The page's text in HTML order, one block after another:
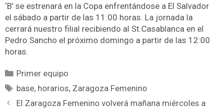
‘B’ se estrenará en la Copa enfrentándose a El Salvador
el sábado a partir de las 11:00 horas. La jornada la
cerrará nuestro filial recibiendo al St.Casablanca en el
Pedro Sancho el próximo domingo a partir de las 12:00
horas.
Primer equipo
base, horarios, Zaragoza Femenino
El Zaragoza Femenino volverá mañana miércoles a